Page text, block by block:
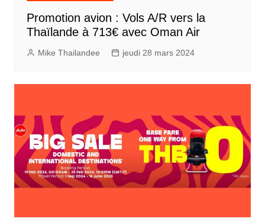
Promotion avion : Vols A/R vers la
Thaïlande à 713€ avec Oman Air
Mike Thailandee jeudi 28 mars 2024